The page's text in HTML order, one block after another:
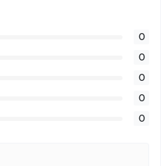
0
0
0
0
0